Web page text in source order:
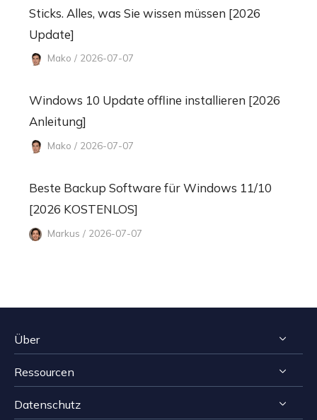
Sticks. Alles, was Sie wissen müssen [2026
Update]
Mako / 2026-07-07
Windows 10 Update offline installieren [2026
Anleitung]
Mako / 2026-07-07
Beste Backup Software für Windows 11/10
[2026 KOSTENLOS]
Markus / 2026-07-07
Über
Impressum
Reviews & Awards
Ressourcen
Tipps zur Windows Datenrettung
Datenschutz